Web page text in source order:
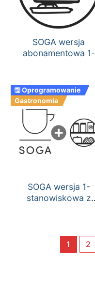
SOGA wersja
abonamentowa 1-
🖫 Oprogramowanie
Gastronomia
SOGA wersja 1-
stanowiskowa z
Stronicowanie
1 2